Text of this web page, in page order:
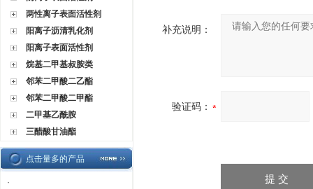
两性离子表面活性剂
阳离子沥清乳化剂
阳离子表面活性剂
烷基二甲基叔胺类
邻苯二甲酸二乙酯
邻苯二甲酸二甲酯
二甲基乙酰胺
三醋酸甘油酯
点击量多的产品
·
补充说明：
验证码：